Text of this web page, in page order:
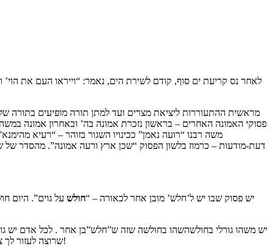
לאחר נס קריעת ים סוף, קודם לשירת הים, נאמר: “וייראו העם את
מראשית ההתעוררות ליציאת מצרים ועד למתן תורה מופיעים בתורה
פסוקי האמונה האחרים – בראשון נזכרת אמונה בה’ ובאחרון אמונה
משה רבנו “רועה נאמן” ככינויו השגור בזוהר – “רעיא
דעת-מודעות – כרמוז בלשון הפסוק “שכן ארץ ורעה אמונה”. מהסדר
יש פסוק שבו יש ל’חלש’ מובן אחר לכאורה – “חולש על גוים”. היום
יש משהו גורלי בחולשהשהו בחולשה שזה ש”חלש”בן אחר . לכל אדם יש
שרוצה לעזור לך צריך להכיר את המיוחד שבך – את הגורל שלך. היינו חושבים שהגורל של האדם מתבטא בחוזק שבו, אבל לא כן הוא. הגורל הוא דווקא החולשה שבאדם!